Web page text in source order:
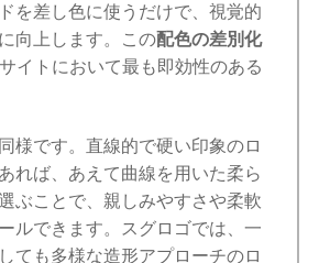
を差し色に使うだけで、視覚的
向上します。この配色の差別化
イトにおいて最も即効性のある
様です。直線的で硬い印象のロ
れば、あえて曲線を用いた柔ら
ぶことで、親しみやすさや柔軟
ルできます。スグロゴでは、一
ても多様な造形アプローチのロ